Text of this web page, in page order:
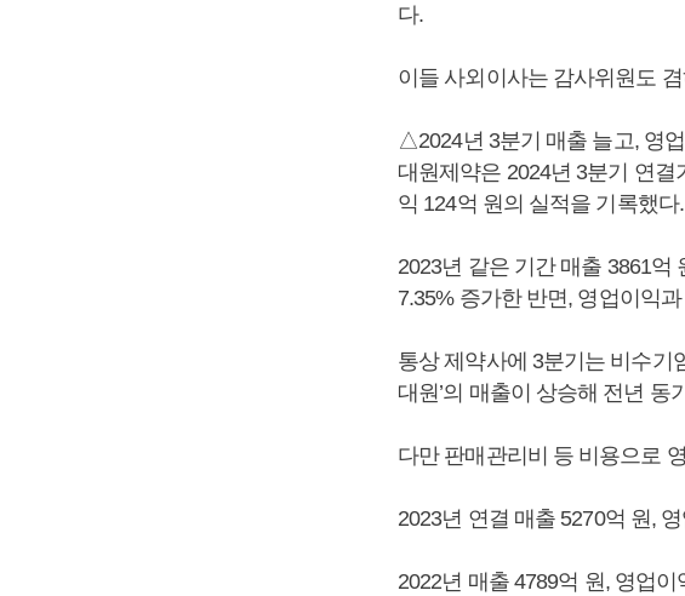
다.
이들 사외이사는 감사위원도
△2024년 3분기 매출 늘고, 영
대원제약은 2024년 3분기 연결
익 124억 원의 실적을 기록했다.
2023년 같은 기간 매출 3861억
7.35% 증가한 반면, 영업이익
통상 제약사에 3분기는 비수기
대원’의 매출이 상승해 전년 동
다만 판매관리비 등 비용으로
2023년 연결 매출 5270억 원,
2022년 매출 4789억 원, 영업